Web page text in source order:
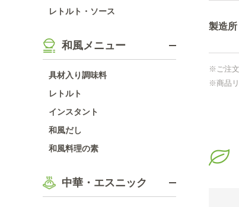
レトルト・ソース
和風メニュー
具材入り調味料
レトルト
インスタント
和風だし
和風料理の素
中華・エスニック
製造
※ご注
※商品